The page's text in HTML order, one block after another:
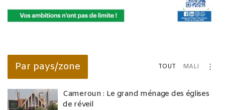
Par pays/zone TOUT MALI
Cameroun : Le grand ménage des églises
de réveil